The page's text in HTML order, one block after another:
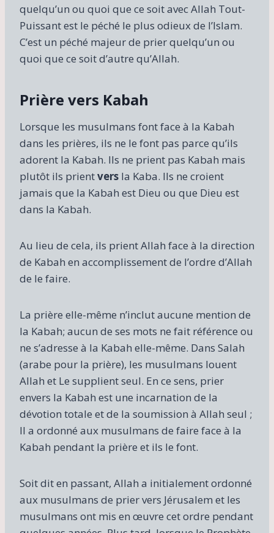
quelqu’un ou quoi que ce soit avec Allah Tout-
Puissant est le péché le plus odieux de l’Islam.
C’est un péché majeur de prier quelqu’un ou
quoi que ce soit d’autre qu’Allah.
Prière vers Kabah
Lorsque les musulmans font face à la Kabah
dans les prières, ils ne le font pas parce qu’ils
adorent la Kabah. Ils ne prient pas Kabah mais
plutôt ils prientvers la Kaba. Ils ne croient
jamais que la Kabah est Dieu ou que Dieu est
dans la Kabah.
Au lieu de cela, ils prient Allah face à la direction
de Kabah en accomplissement de l’ordre d’Allah
de le faire.
La prière elle-même n’inclut aucune mention de
la Kabah; aucun de ses mots ne fait référence ou
ne s’adresse à la Kabah elle-même. Dans Salah
(arabe pour la prière), les musulmans louent
Allah et Le supplient seul. En ce sens, prier
envers la Kabah est une incarnation de la
dévotion totale et de la soumission à Allah seul ;
Il a ordonné aux musulmans de faire face à la
Kabah pendant la prière et ils le font.
Soit dit en passant, Allah a initialement ordonné
aux musulmans de prier vers Jérusalem et les
musulmans ont mis en œuvre cet ordre pendant